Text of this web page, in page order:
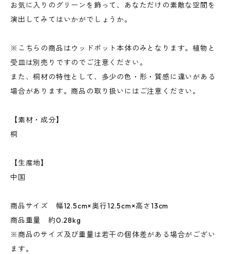
お気に入りのグリーンを飾って、あなただけの素敵な空間を
演出してみてはいかがでしょうか。
※こちらの商品はウッドポット本体のみとなります。植物と
受皿は別売りですのでご注意ください。
また、桐材の特性として、多少の色・形・質感に違いがある
場合があります。商品の取り扱いにはご注意ください。
【素材・成分】
桐
【生産地】
中国
商品サイズ 幅12.5cm×奥行12.5cm×高さ13cm
商品重量 約0.28kg
※商品のサイズ及び重量は若干の個体差がある場合がござい
ます。